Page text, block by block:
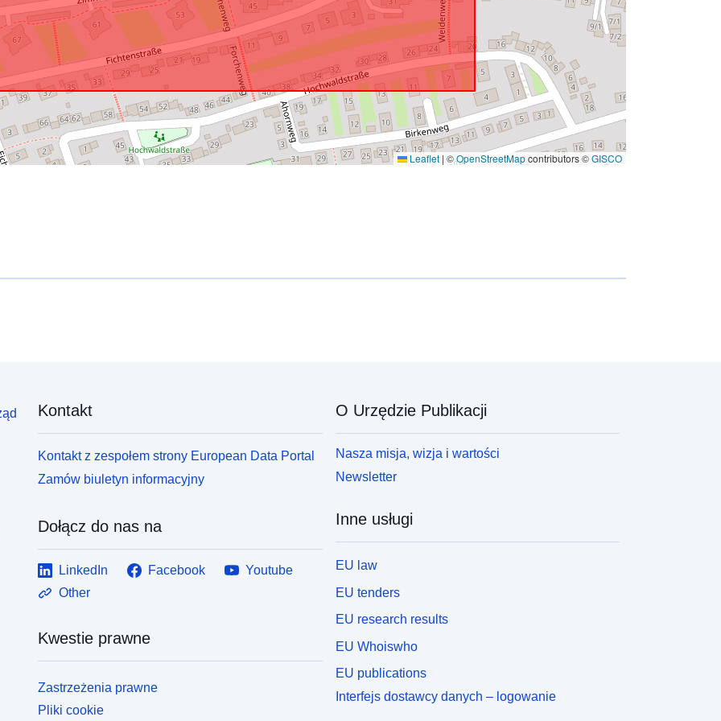
Leaflet | ©OpenStreetMapcontributors ©GISCO
Kontakt
Kontakt z zespołem strony European Data Portal
Zamów biuletyn informacyjny
Dołącz do nas na
LinkedIn Facebook
Youtube
Other
Kwestie prawne
Zastrzeżenia prawne
Pliki cookie
O Urzędzie Publikacji
Nasza misja, wizja i wartości
Newsletter
Inne usługi
EU law
EU tenders
EU research results
EU Whoiswho
EU publications
Interfejs dostawcy danych – logowanie